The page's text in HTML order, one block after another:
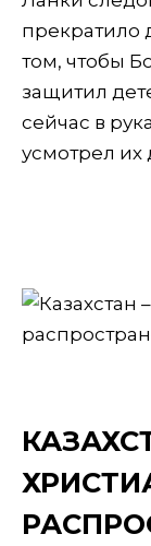
прекратило
том, чтобы
защитил
сейчас в
усмотрел их